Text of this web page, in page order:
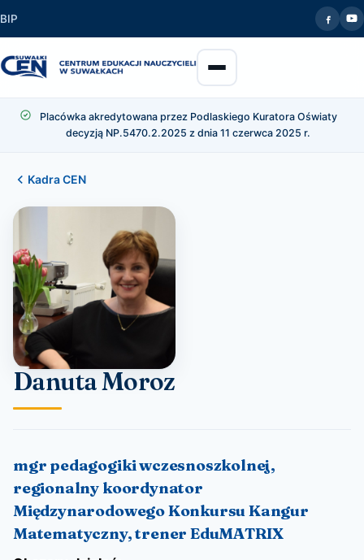
BIP
Placówka akredytowana przez Podlaskiego Kuratora Oświaty
decyzją NP.5470.2.2025 z dnia 11 czerwca 2025 r.
Kadra CEN
Danuta Moroz
mgr pedagogiki wczesnoszkolnej,
regionalny koordynator
Międzynarodowego Konkursu Kangur
Matematyczny, trener EduMATRIX